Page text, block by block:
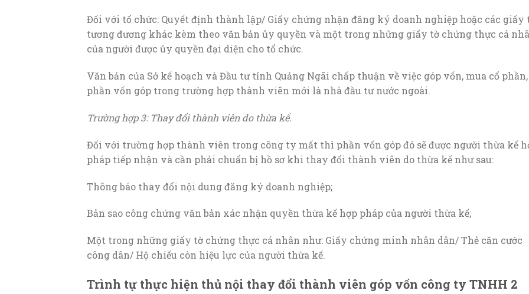
Đối với tổ chức: Quyết định thành lập/ Giấy chứng nhận đăng ký doanh nghiệp hoặc các giấy
tương đương khác kèm theo văn bản ủy quyền và một trong những giấy tờ chứng thực cá
của người được ủy quyền đại diện cho tổ chức.
Văn bản của Sở kế hoạch và Đầu tư tỉnh Quảng Ngãi chấp thuận về việc góp vốn, mua cổ phần,
phần vốn góp trong trường hợp thành viên mới là nhà đầu tư nước ngoài.
Trường hợp 3: Thay đổi thành viên do thừa kế.
Đối với trường hợp thành viên trong công ty mất thì phần vốn góp đó sẽ được người thừa kế
pháp tiếp nhận và cần phải chuẩn bị hồ sơ khi thay đổi thành viên do thừa kế như sau:
Thông báo thay đổi nội dung đăng ký doanh nghiệp;
Bản sao công chứng văn bản xác nhận quyền thừa kế hợp pháp của người thừa kế;
Một trong những giấy tờ chứng thực cá nhân như: Giấy chứng minh nhân dân/ Thẻ căn cước
công dân/ Hộ chiếu còn hiệu lực của người thừa kế.
Trình tự thực hiện thủ nội thay đổi thành viên góp vốn công ty TNHH 2